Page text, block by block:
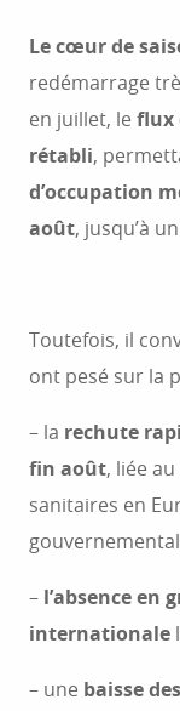
Le cœur de
redémarrage
en juillet, le flux
rétabli,
d’occupation
août, jusqu’à
Toutefois, il
ont pesé sur la
– la rechute
fin août, liée
sanitaires en
– l’absence en
internationale
– une baisse